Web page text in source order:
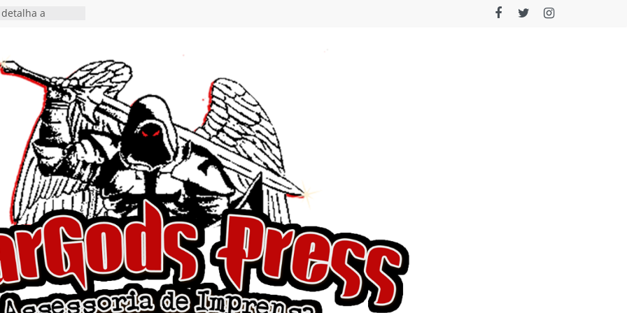
a
em formato
nas plataformas
show em
Autoral” e
do novo single
de uma
do EP
I Begin”
o single “Keep
e detalha
álbum